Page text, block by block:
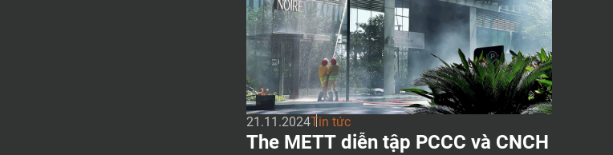
21.11.2024Tin tức
The METT diễn tập PCCC và CNCH